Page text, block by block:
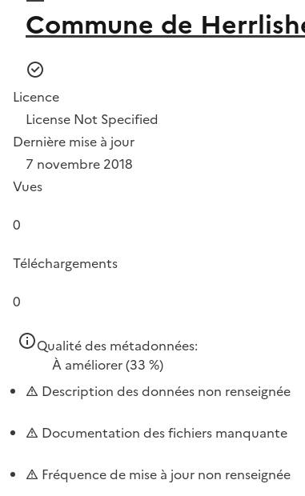
Commune de
Licence
License Not Specified
Dernière mise à jour
7 novembre 2018
Vues
0
Téléchargements
0
Qualité des métadonnées:
À améliorer(33 %)
Description des données non renseignée
Documentation des fichiers manquante
Fréquence de mise à jour non renseignée